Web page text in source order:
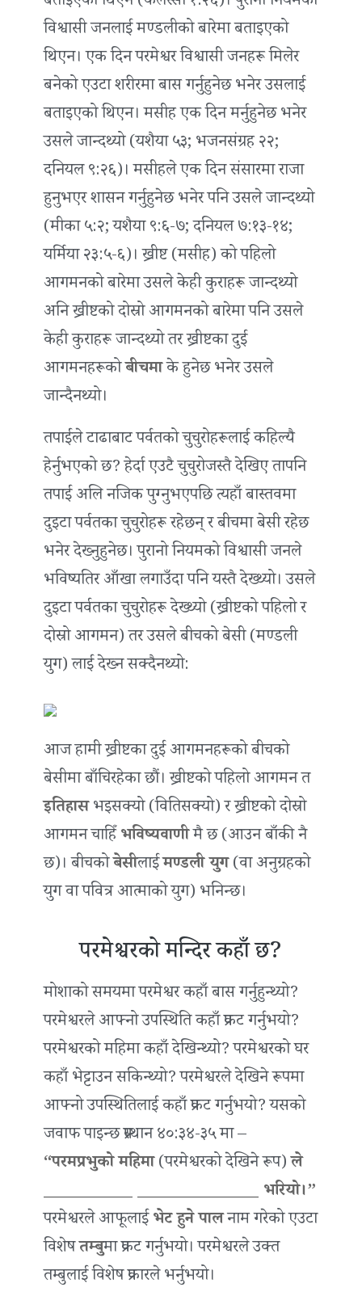
विश्वासी जनलाई मण्डलीको बारेमा बताइएको
थिएन। एक दिन परमेश्वर विश्वासी जनहरू मिलेर
बनेको एउटा शरीरमा बास गर्नुहुनेछ भनेर उसलाई
बताइएको थिएन। मसीह एक दिन मर्नुहुनेछ भनेर
उसले जान्दथ्यो (यशैया ५३; भजनसंग्रह २२;
दनियल ९:२६)। मसीहले एक दिन संसारमा राजा
हुनुभएर शासन गर्नुहुनेछ भनेर पनि उसले जान्दथ्यो
(मीका ५:२; यशैया ९:६-७; दनियल ७:१३-१४;
यर्मिया २३:५-६)। ख्रीष्ट (मसीह) को पहिलो
आगमनको बारेमा उसले केही कुराहरू जान्दथ्यो
अनि ख्रीष्टको दोस्रो आगमनको बारेमा पनि उसले
केही कुराहरू जान्दथ्यो तर ख्रीष्टका दुई
आगमनहरूकोबीचमाके हुनेछ भनेर उसले
जान्दैनथ्यो।
तपाईंले टाढाबाट पर्वतको चुचुरोहरूलाई कहिल्यै
हेर्नुभएको छ? हेर्दा एउटै चुचुरोजस्तै देखिए तापनि
तपाईं अलि नजिक पुग्नुभएपछि त्यहाँ बास्तवमा
दुइटा पर्वतका चुचुरोहरू रहेछन् र बीचमा बेसी रहेछ
भनेर देख्‍नुहुनेछ। पुरानो नियमको विश्वासी जनले
भविष्यतिर आँखा लगाउँदा पनि यस्तै देख्थ्यो। उसले
दुइटा पर्वतका चुचुरोहरू देख्थ्यो (ख्रीष्टको पहिलो र
दोस्रो आगमन) तर उसले बीचको बेसी (मण्डली
युग) लाई देख्न सक्दैनथ्यो:
आज हामी ख्रीष्टका दुई आगमनहरूको बीचको
बेसीमा बाँचिरहेका छौं। ख्रीष्टको पहिलो आगमन त
इतिहासभइसक्यो (वितिसक्यो) र ख्रीष्टको दोस्रो
आगमन चाहिँभविष्यवाणीमै छ (आउन बाँकी नै
छ)। बीचकोबेसीलाईमण्डली युग(वा अनुग्रहको
युग वा पवित्र आत्माको युग) भनिन्छ।
परमेश्वरको मन्दिर कहाँ छ?
मोशाको समयमा परमेश्वर कहाँ बास गर्नुहुन्थ्यो?
परमेश्वरले आफ्नो उपस्थिति कहाँ प्रकट गर्नुभयो?
परमेश्वरको महिमा कहाँ देखिन्थ्यो? परमेश्वरको घर
कहाँ भेट्टाउन सकिन्थ्यो? परमेश्वरले देखिने रूपमा
आफ्नो उपस्थितिलाई कहाँ प्रकट गर्नुभयो? यसको
जवाफ पाइन्छ प्रस्थान ४०:३४-३५ मा –
“परमप्रभुको महिमा(परमेश्वरको देखिने रूप)ले
___________ _______________ भरियो।”
परमेश्वरले आफूलाईभेट हुने पालनाम गरेको एउटा
विशेषतम्बुमा प्रकट गर्नुभयो। परमेश्वरले उक्त
तम्बुलाई विशेष प्रकारले भर्नुभयो।